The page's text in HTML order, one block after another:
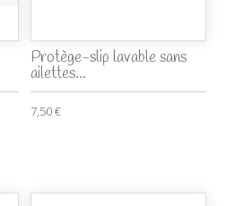
Protège-slip lavable sans
ailettes...
7,50 €